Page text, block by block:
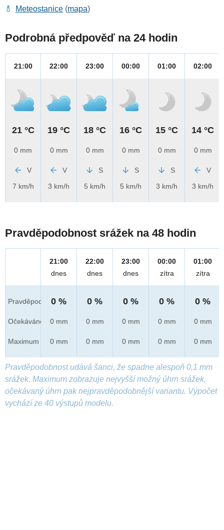
Meteostanice (mapa)
Podrobná předpověď na 24 hodin
21:00
21 °C
0 mm
V
7 km/h
22:00
19 °C
0 mm
V
3 km/h
23:00
18 °C
0 mm
S
5 km/h
00:00
16 °C
0 mm
S
5 km/h
01:00
15 °C
0 mm
S
3 km/h
02:00
14 °C
0 mm
V
3 km/h
Pravděpodobnost srážek na 48 hodin
Pravděpod.
Očekáváno
Maximum
21:00
dnes
0 %
0 mm
0 mm
22:00
dnes
0 %
0 mm
0 mm
23:00
dnes
0 %
0 mm
0 mm
00:00
zítra
0 %
0 mm
0 mm
01:00
zítra
0 %
0 mm
0 mm
Pravděpodobnost udává šanci, že spadne alespoň 0,1 mm
srážek. Maximum zobrazuje nejvyšší možný úhrn srážek,
očekávaný úhrn pak nejpravděpodobnější variantu. Výpočet
vychází ze 40 výstupů modelu.